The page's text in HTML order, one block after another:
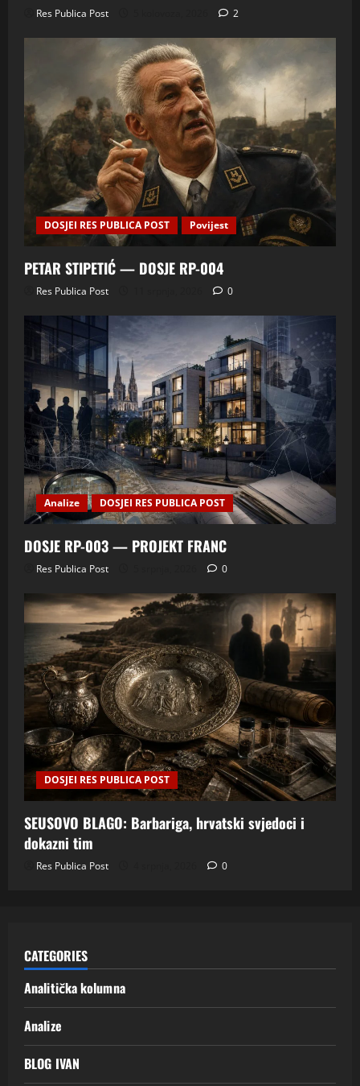
Res Publica Post 2
DOSJEI RES PUBLICA POST Povijest
PETAR STIPETIĆ — DOSJE RP-004
Res Publica Post 0
Analize DOSJEI RES PUBLICA POST
DOSJE RP-003 — PROJEKT FRANC
Res Publica Post 0
DOSJEI RES PUBLICA POST
SEUSOVO BLAGO: Barbariga, hrvatski svjedoci i
dokazni tim
Res Publica Post 0
CATEGORIES
Analitička kolumna
Analize
BLOG IVAN